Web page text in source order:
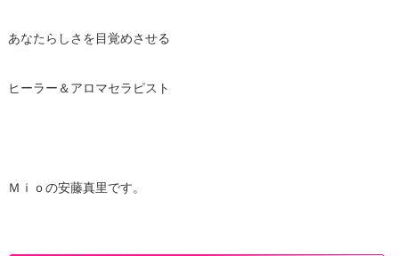
あなたらしさを目覚めさせる
ヒーラー＆アロマセラピスト
Ｍｉｏの安藤真里です。